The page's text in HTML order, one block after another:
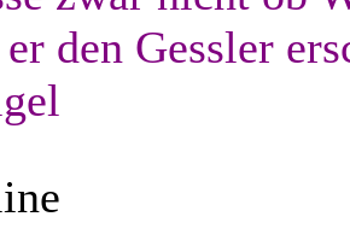
er den Gessler